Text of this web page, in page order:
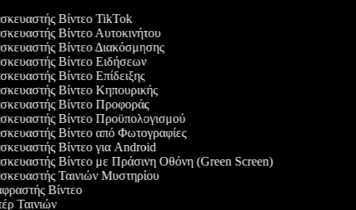
Βίντεο TikTok
Βίντεο Αυτοκινήτου
Βίντεο Διακόσμησης
Βίντεο Ειδήσεων
Βίντεο Επίδειξης
Βίντεο Κηπουρικής
Βίντεο Προφοράς
Βίντεο Προϋπολογισμού
Βίντεο από Φωτογραφίες
Βίντεο για Android
Βίντεο με Πράσινη Οθόνη (Green Screen)
Ταινιών Μυστηρίου
Βίντεο
Ταινιών